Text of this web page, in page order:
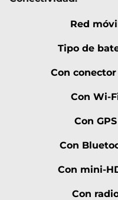
Red
Tipo de
Con conector
Con Wi-
Con GPS
Con
Con mini-
Con